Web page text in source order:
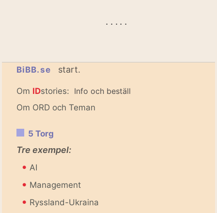
. . . . .
BiBB.se start.
Om IDstories: Info och beställ
Om ORD och Teman
5 Torg
Tre exempel:
• AI
• Management
• Ryssland-Ukraina